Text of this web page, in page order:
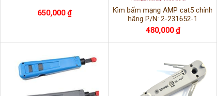
650,000 ₫
Kìm bấm mạng AMP cat5 chính
hãng P/N: 2-231652-1
480,000 ₫